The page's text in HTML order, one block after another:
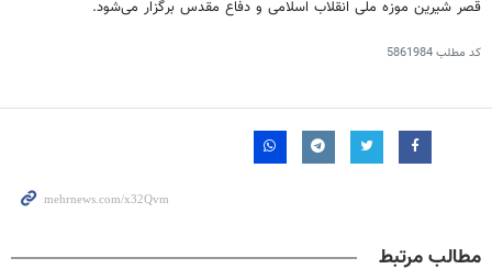
قصر شیرین موزه ملی انقلاب اسلامی و دفاع مقدس برگزار می‌شود.
کد مطلب5861984
مطالب مرتبط